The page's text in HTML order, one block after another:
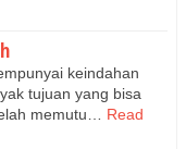
keindahan
tujuan yang bisa
memutu…
Read